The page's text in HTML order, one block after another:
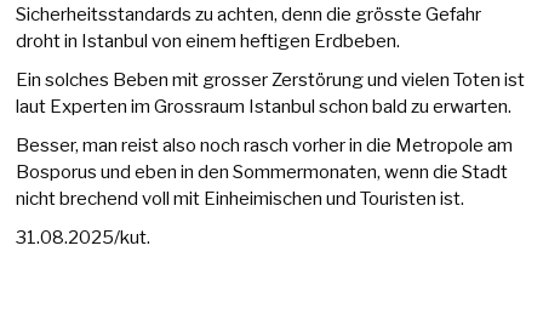
Sicherheitsstandards zu achten, denn die grösste Gefahr
droht in Istanbul von einem heftigen Erdbeben.
Ein solches Beben mit grosser Zerstörung und vielen Toten ist
laut Experten im Grossraum Istanbul schon bald zu erwarten.
Besser, man reist also noch rasch vorher in die Metropole am
Bosporus und eben in den Sommermonaten, wenn die Stadt
nicht brechend voll mit Einheimischen und Touristen ist.
31.08.2025/kut.